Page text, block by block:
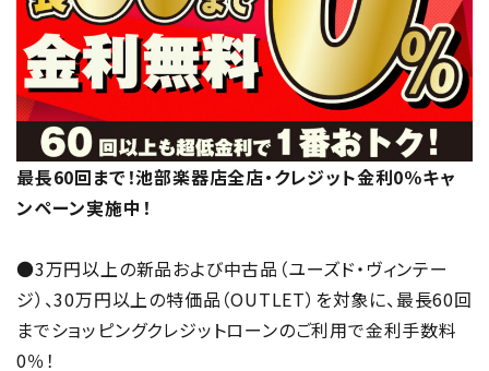
最長60回まで！池部楽器店全店・クレジット金利0％キャ
ンペーン実施中！
●3万円以上の新品および中古品（ユーズド・ヴィンテー
ジ）、30万円以上の特価品（OUTLET）を対象に、最長60回
までショッピングクレジットローンのご利用で金利手数料
0％！